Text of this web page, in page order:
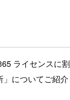
ライセンスに
についてご紹介